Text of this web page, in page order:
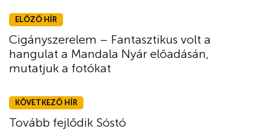
ELŐZŐ HÍR
Cigányszerelem – Fantasztikus volt a
hangulat a Mandala Nyár előadásán,
mutatjuk a fotókat
KÖVETKEZŐ HÍR
Tovább fejlődik Sóstó